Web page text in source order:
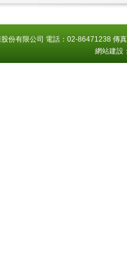
份有限公司 電話：02-86471238 傳
網站建設